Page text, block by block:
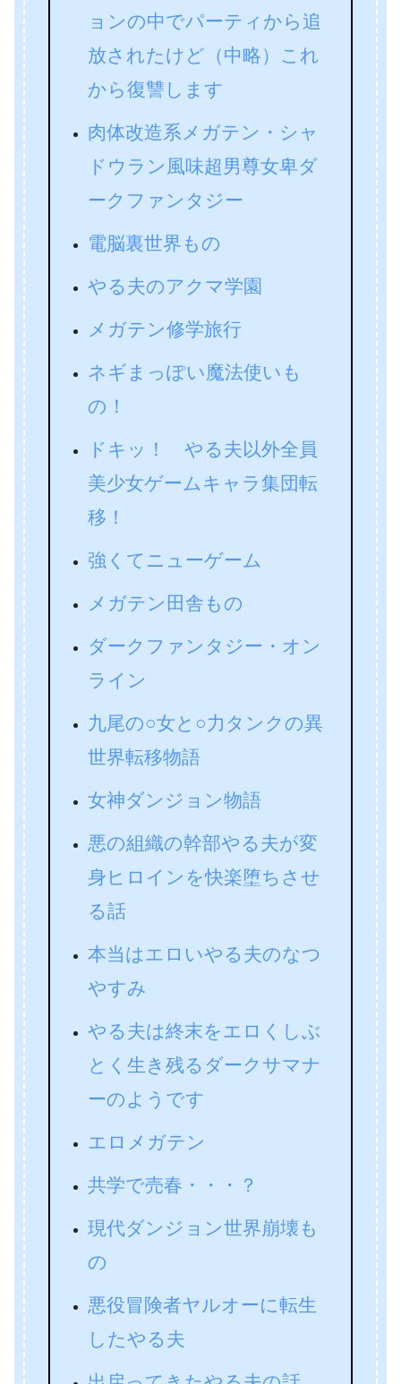
ョンの中でパーティから追
放されたけど（中略）これ
から復讐します
肉体改造系メガテン・シャ
ドウラン風味超男尊女卑ダ
ークファンタジー
電脳裏世界もの
やる夫のアクマ学園
メガテン修学旅行
ネギまっぽい魔法使いも
の！
ドキッ！ やる夫以外全員
美少女ゲームキャラ集団転
移！
強くてニューゲーム
メガテン田舎もの
ダークファンタジー・オン
ライン
九尾の○女と○力タンクの異
世界転移物語
女神ダンジョン物語
悪の組織の幹部やる夫が変
身ヒロインを快楽堕ちさせ
る話
本当はエロいやる夫のなつ
やすみ
やる夫は終末をエロくしぶ
とく生き残るダークサマナ
ーのようです
エロメガテン
共学で売春・・・？
現代ダンジョン世界崩壊も
の
悪役冒険者ヤルオーに転生
したやる夫